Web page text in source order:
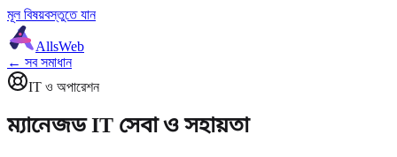
মূল বিষয়বস্তুতে যান
AllsWeb
← সব সমাধান
IT ও অপারেশন
ম্যানেজড IT সেবা ও সহায়তা